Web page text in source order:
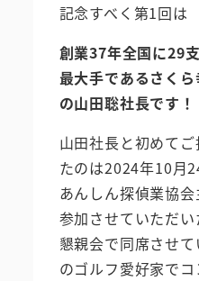
記念すべく第1回は
創業37年全国に29
最大手であるさく
の山田聡社長です！
山田社長と初めて
たのは2024年10月
あんしん探偵業協
参加させていただい
懇親会で同席させ
のゴルフ愛好家で